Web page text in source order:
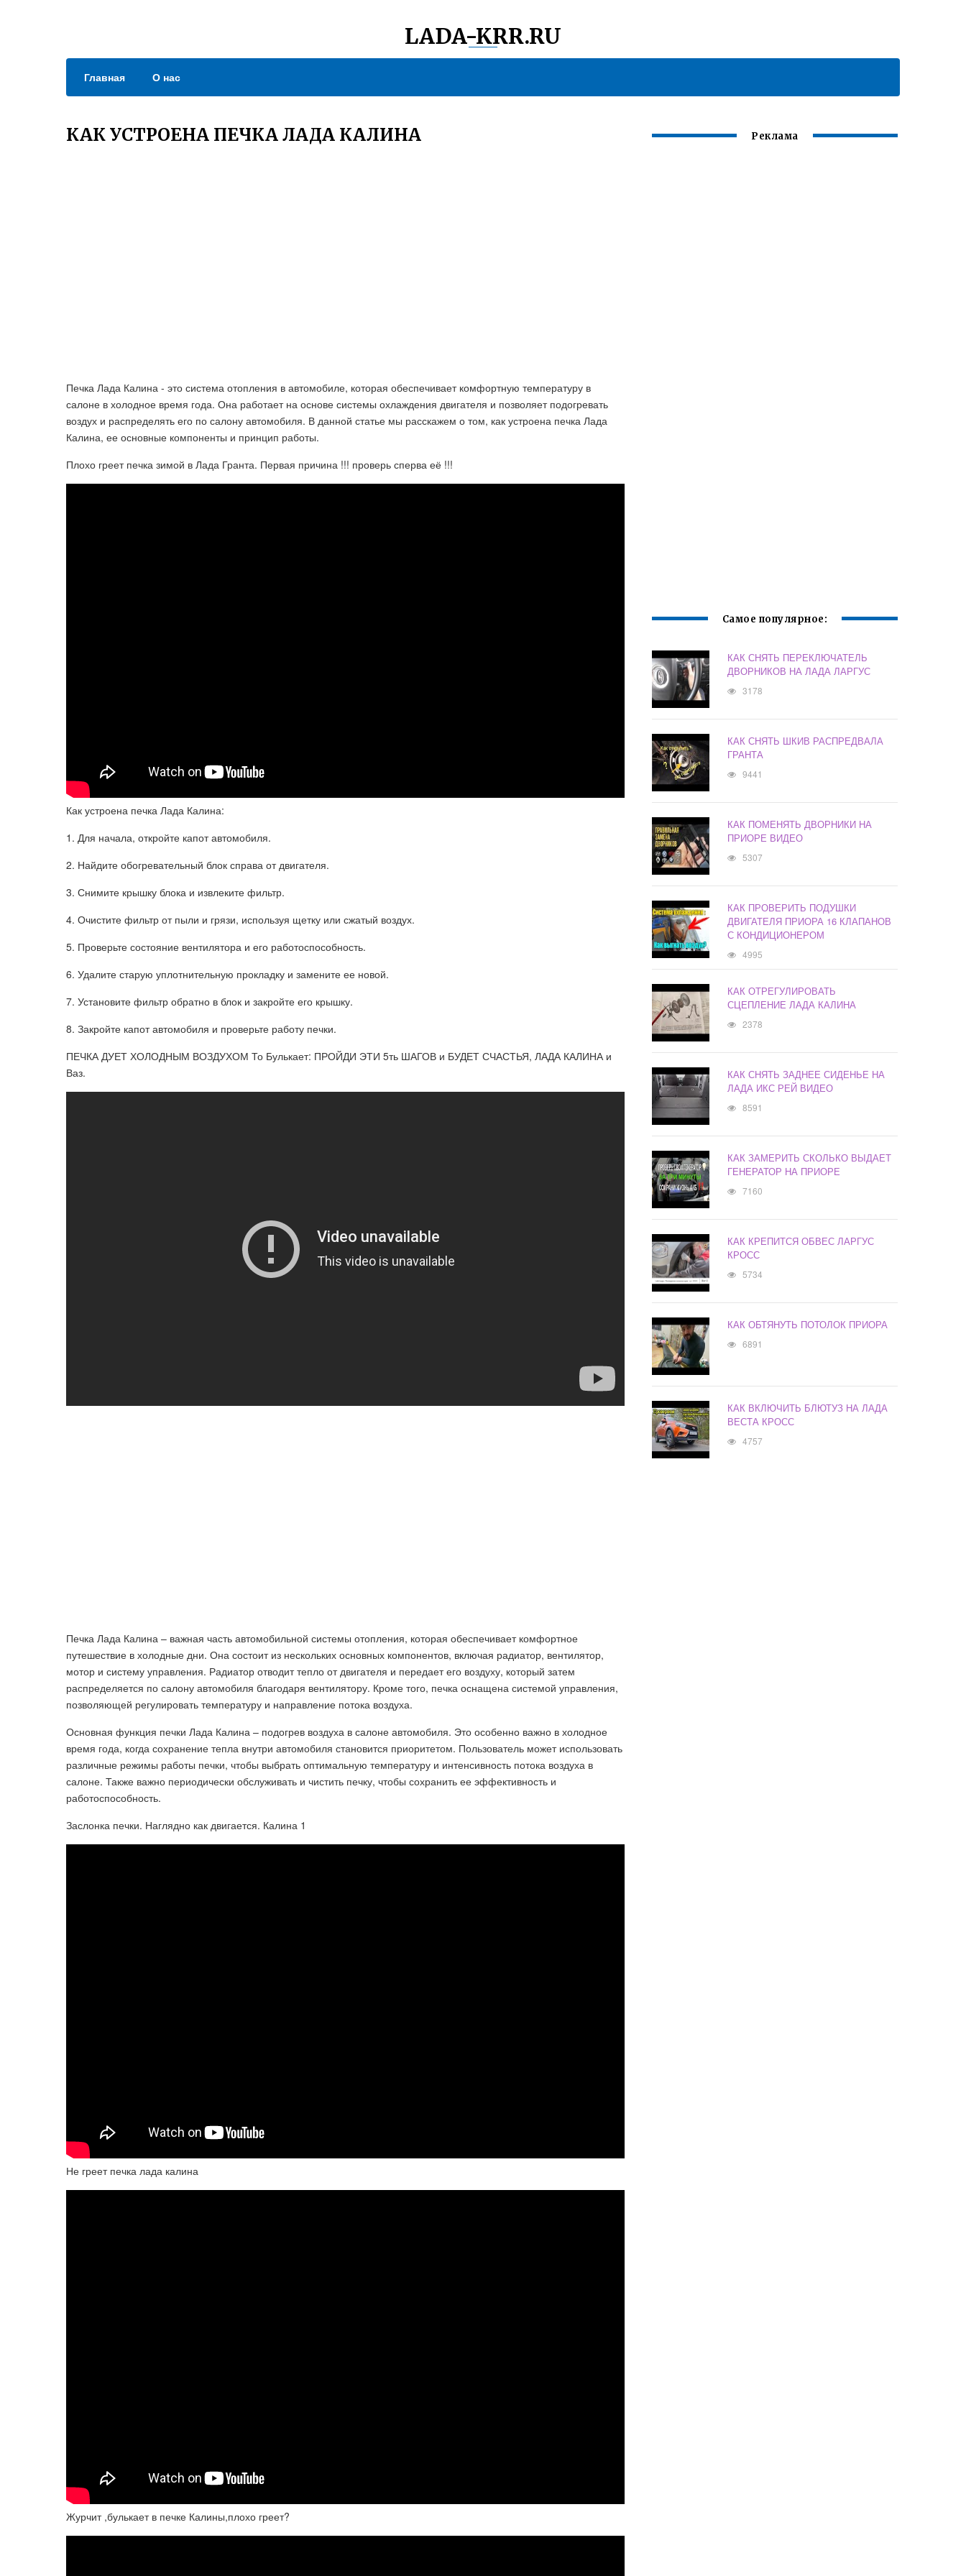
LADA-KRR.RU
Главная О нас
КАК УСТРОЕНА ПЕЧКА ЛАДА КАЛИНА
Печка Лада Калина - это система отопления в автомобиле, которая обеспечивает комфортную температуру в
салоне в холодное время года. Она работает на основе системы охлаждения двигателя и позволяет подогревать
воздух и распределять его по салону автомобиля. В данной статье мы расскажем о том, как устроена печка Лада
Калина, ее основные компоненты и принцип работы.
Плохо греет печка зимой в Лада Гранта. Первая причина !!! проверь сперва её !!!
Как устроена печка Лада Калина:
1. Для начала, откройте капот автомобиля.
2. Найдите обогревательный блок справа от двигателя.
3. Снимите крышку блока и извлеките фильтр.
4. Очистите фильтр от пыли и грязи, используя щетку или сжатый воздух.
5. Проверьте состояние вентилятора и его работоспособность.
6. Удалите старую уплотнительную прокладку и замените ее новой.
7. Установите фильтр обратно в блок и закройте его крышку.
8. Закройте капот автомобиля и проверьте работу печки.
ПЕЧКА ДУЕТ ХОЛОДНЫМ ВОЗДУХОМ То Булькает: ПРОЙДИ ЭТИ 5ть ШАГОВ и БУДЕТ СЧАСТЬЯ, ЛАДА КАЛИНА и
Ваз.
Печка Лада Калина – важная часть автомобильной системы отопления, которая обеспечивает комфортное
путешествие в холодные дни. Она состоит из нескольких основных компонентов, включая радиатор, вентилятор,
мотор и систему управления. Радиатор отводит тепло от двигателя и передает его воздуху, который затем
распределяется по салону автомобиля благодаря вентилятору. Кроме того, печка оснащена системой управления,
позволяющей регулировать температуру и направление потока воздуха.
Основная функция печки Лада Калина – подогрев воздуха в салоне автомобиля. Это особенно важно в холодное
время года, когда сохранение тепла внутри автомобиля становится приоритетом. Пользователь может использовать
различные режимы работы печки, чтобы выбрать оптимальную температуру и интенсивность потока воздуха в
салоне. Также важно периодически обслуживать и чистить печку, чтобы сохранить ее эффективность и
работоспособность.
Заслонка печки. Наглядно как двигается. Калина 1
Не греет печка лада калина
Журчит ,булькает в печке Калины,плохо греет?
Реклама
Самое популярное:
КАК СНЯТЬ ПЕРЕКЛЮЧАТЕЛЬ
ДВОРНИКОВ НА ЛАДА ЛАРГУС
3178
КАК СНЯТЬ ШКИВ РАСПРЕДВАЛА
ГРАНТА
9441
КАК ПОМЕНЯТЬ ДВОРНИКИ НА
ПРИОРЕ ВИДЕО
5307
КАК ПРОВЕРИТЬ ПОДУШКИ
ДВИГАТЕЛЯ ПРИОРА 16 КЛАПАНОВ
С КОНДИЦИОНЕРОМ
4995
КАК ОТРЕГУЛИРОВАТЬ
СЦЕПЛЕНИЕ ЛАДА КАЛИНА
2378
КАК СНЯТЬ ЗАДНЕЕ СИДЕНЬЕ НА
ЛАДА ИКС РЕЙ ВИДЕО
8591
КАК ЗАМЕРИТЬ СКОЛЬКО ВЫДАЕТ
ГЕНЕРАТОР НА ПРИОРЕ
7160
КАК КРЕПИТСЯ ОБВЕС ЛАРГУС
КРОСС
5734
КАК ОБТЯНУТЬ ПОТОЛОК ПРИОРА
6891
КАК ВКЛЮЧИТЬ БЛЮТУЗ НА ЛАДА
ВЕСТА КРОСС
4757